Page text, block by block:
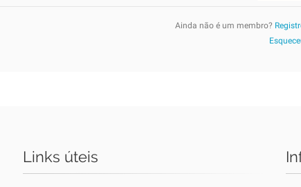
Ainda não é um membro?
Links úteis